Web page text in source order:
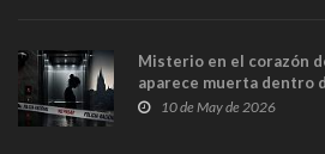
Misterio en el corazón
aparece muerta dentro
y las cámaras captan
10 de May de 2026